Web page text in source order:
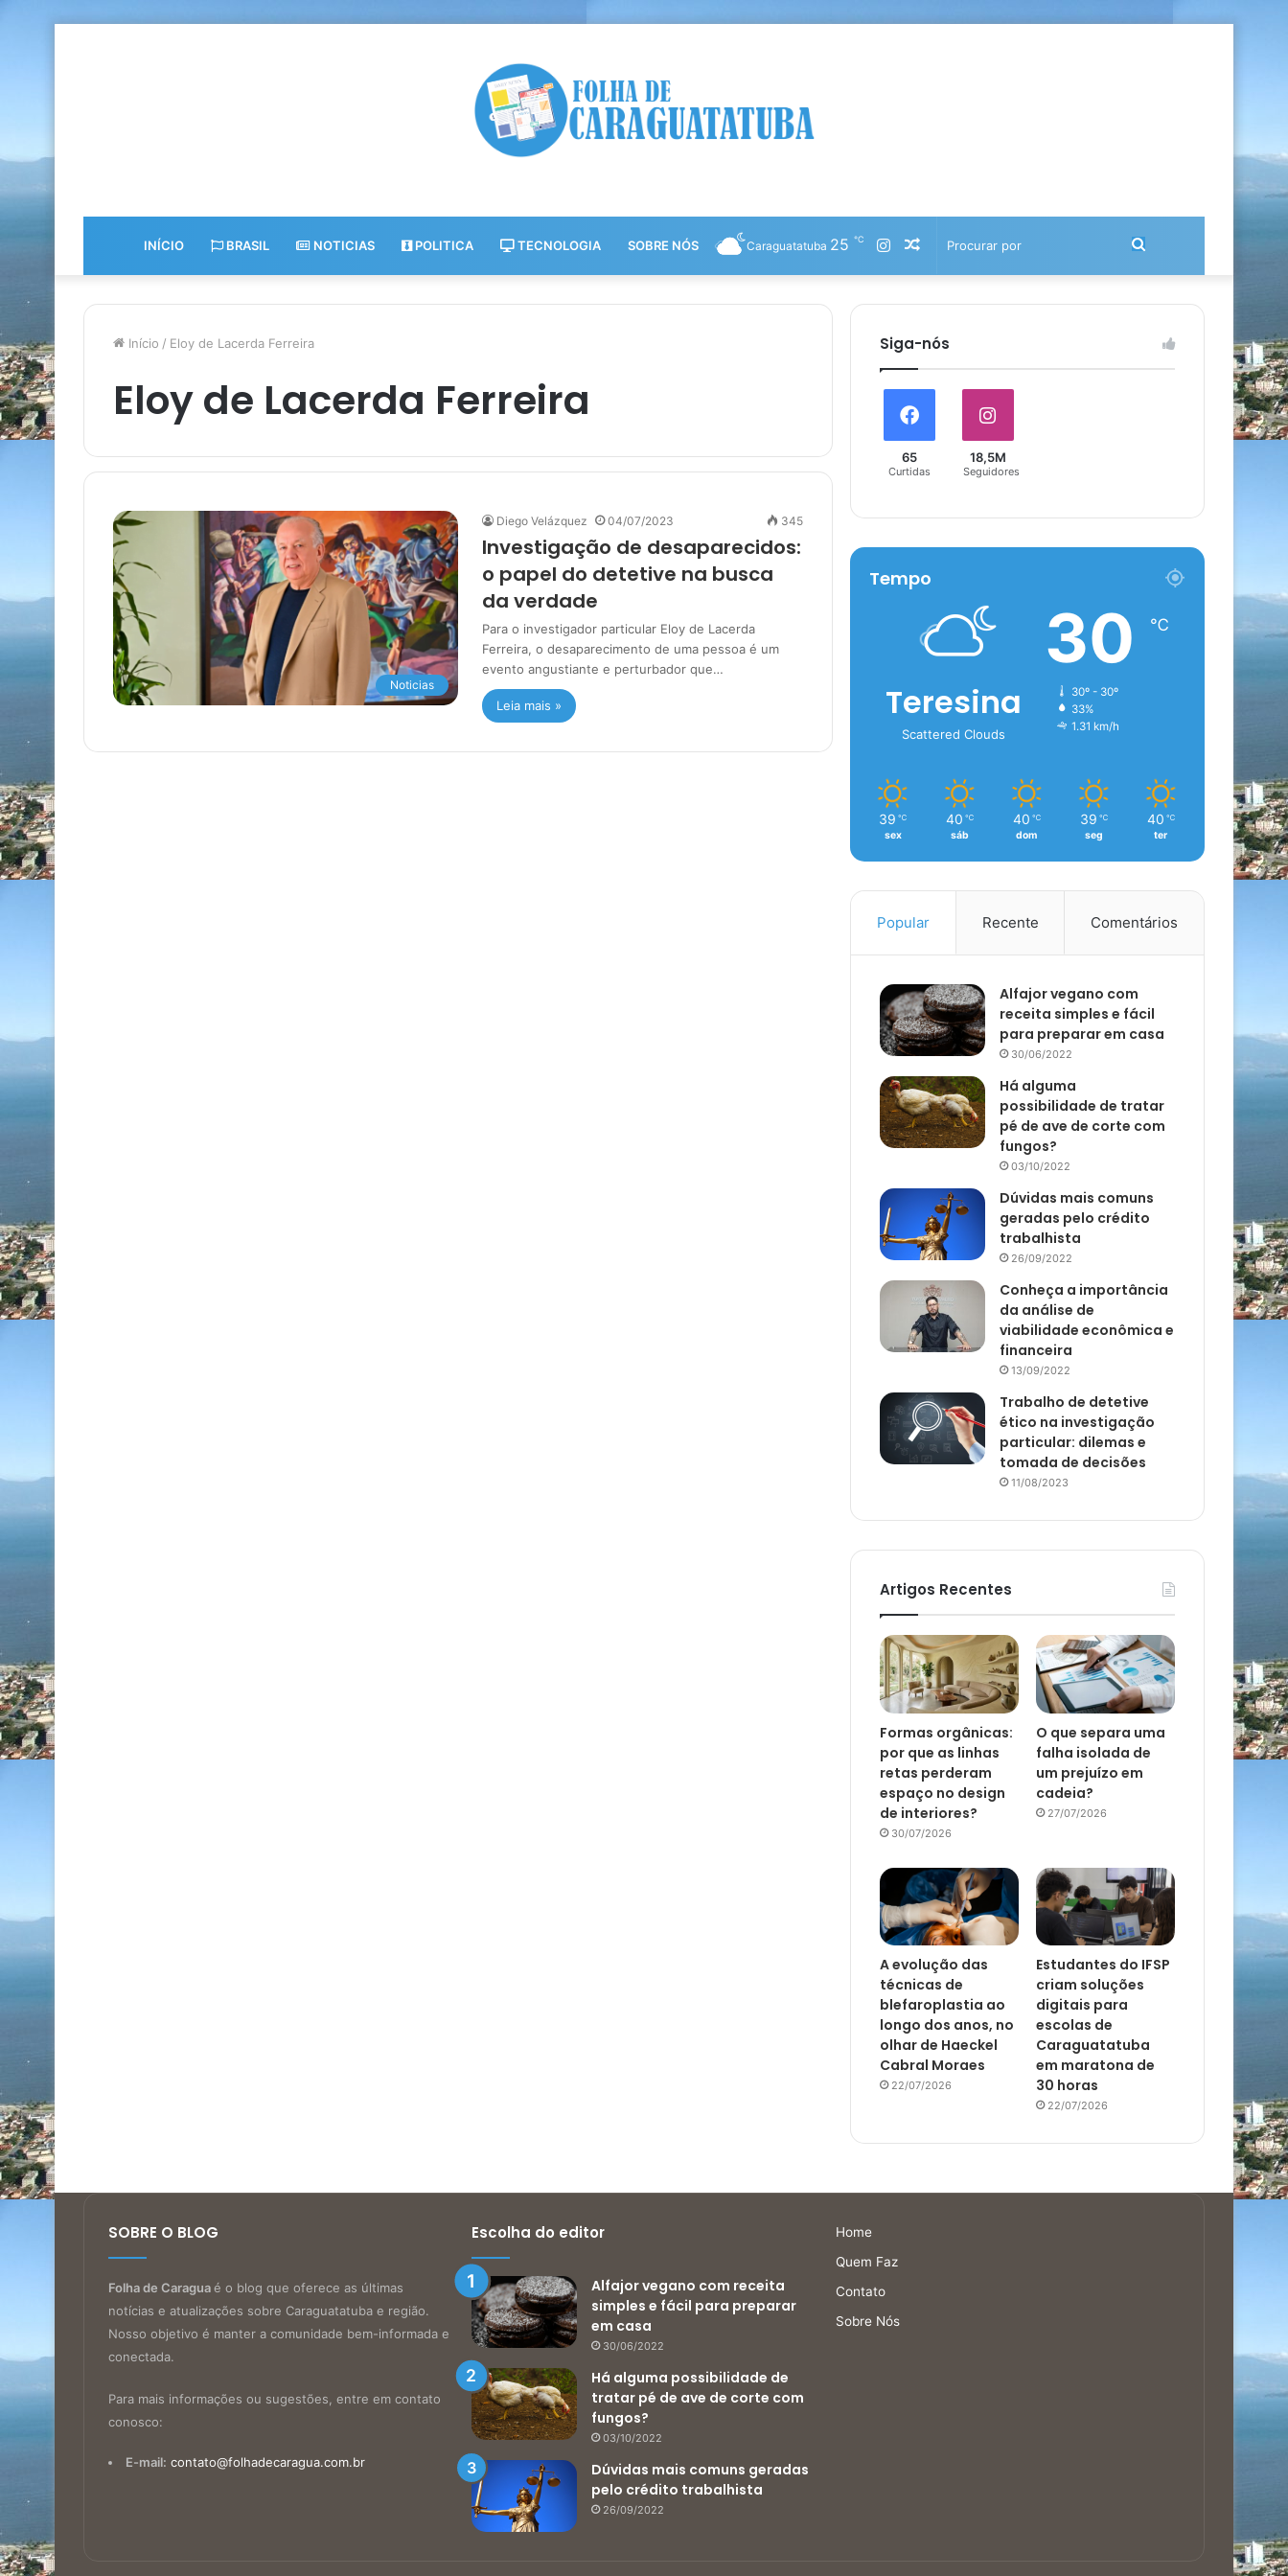
INÍCIO BRASIL NOTICIAS POLITICA TECNOLOGIA SOBRE NÓS
por
Artigo
aleatório
Instagram
Caraguatatuba 25 ℃
Início / Eloy de Lacerda Ferreira
Eloy de Lacerda Ferreira
Noticias
Diego Velázquez 04/07/2023 345
Investigação de desaparecidos:
o papel do detetive na busca
da verdade
Para o investigador particular Eloy de Lacerda
Ferreira, o desaparecimento de uma pessoa é um
evento angustiante e perturbador que…
Leia mais »
Siga-nós
65
Curtidas
18,5M
Seguidores
Tempo
Teresina
Scattered Clouds
30 ℃
30º - 30º
33%
1.31 km/h
39 ℃
sex
40 ℃
sáb
40 ℃
dom
39 ℃
seg
40 ℃
ter
Popular Recente Comentários
Alfajor vegano com
receita simples e fácil
para preparar em casa
30/06/2022
Há alguma
possibilidade de tratar
pé de ave de corte com
fungos?
03/10/2022
Dúvidas mais comuns
geradas pelo crédito
trabalhista
26/09/2022
Conheça a importância
da análise de
viabilidade econômica e
financeira
13/09/2022
Trabalho de detetive
ético na investigação
particular: dilemas e
tomada de decisões
11/08/2023
Artigos Recentes
Formas orgânicas:
por que as linhas
retas perderam
espaço no design
de interiores?
30/07/2026
O que separa uma
falha isolada de
um prejuízo em
cadeia?
27/07/2026
A evolução das
técnicas de
blefaroplastia ao
longo dos anos, no
olhar de Haeckel
Cabral Moraes
22/07/2026
Estudantes do IFSP
criam soluções
digitais para
escolas de
Caraguatatuba
em maratona de
30 horas
22/07/2026
SOBRE O BLOG
Folha de Caraguaé o blog que oferece as últimas
notícias e atualizações sobre Caraguatatuba e região.
Nosso objetivo é manter a comunidade bem-informada e
conectada.
Para mais informações ou sugestões, entre em contato
conosco:
E-mail: contato@folhadecaragua.com.br
Escolha do editor
Alfajor vegano com receita
simples e fácil para preparar
em casa
30/06/2022
Há alguma possibilidade de
tratar pé de ave de corte com
fungos?
03/10/2022
Dúvidas mais comuns geradas
pelo crédito trabalhista
26/09/2022
Home
Quem Faz
Contato
Sobre Nós